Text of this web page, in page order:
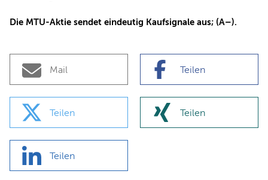
Die MTU-Aktie sendet eindeutig Kaufsignale aus; (A–).
Mail Teilen
Teilen Teilen
Teilen